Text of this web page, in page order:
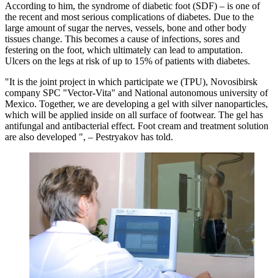
According to him, the syndrome of diabetic foot (SDF) – is one of
the recent and most serious complications of diabetes. Due to the
large amount of sugar the nerves, vessels, bone and other body
tissues change. This becomes a cause of infections, sores and
festering on the foot, which ultimately can lead to amputation.
Ulcers on the legs at risk of up to 15% of patients with diabetes.
"It is the joint project in which participate we (TPU), Novosibirsk
company SPC "Vector-Vita" and National autonomous university of
Mexico. Together, we are developing a gel with silver nanoparticles,
which will be applied inside on all surface of footwear. The gel has
antifungal and antibacterial effect. Foot cream and treatment solution
are also developed ", – Pestryakov has told.